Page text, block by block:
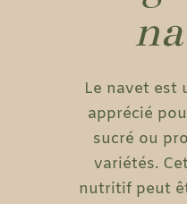
Le navet est
apprécié
sucré ou
variétés.
nutritif peut